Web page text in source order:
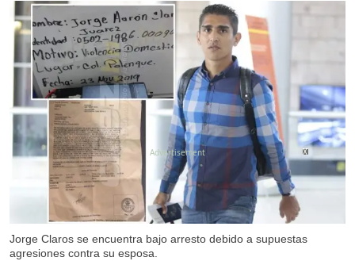
Jorge Claros se encuentra bajo arresto debido a supuestas
agresiones contra su esposa.
X
X
X
X